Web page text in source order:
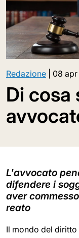
Redazione 08
Di cosa
L'avvocato
difendere i
aver
reato
Il mondo del